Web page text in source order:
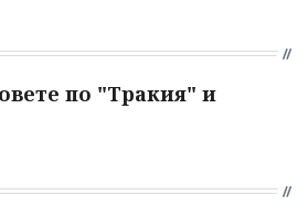
по "Тракия" и